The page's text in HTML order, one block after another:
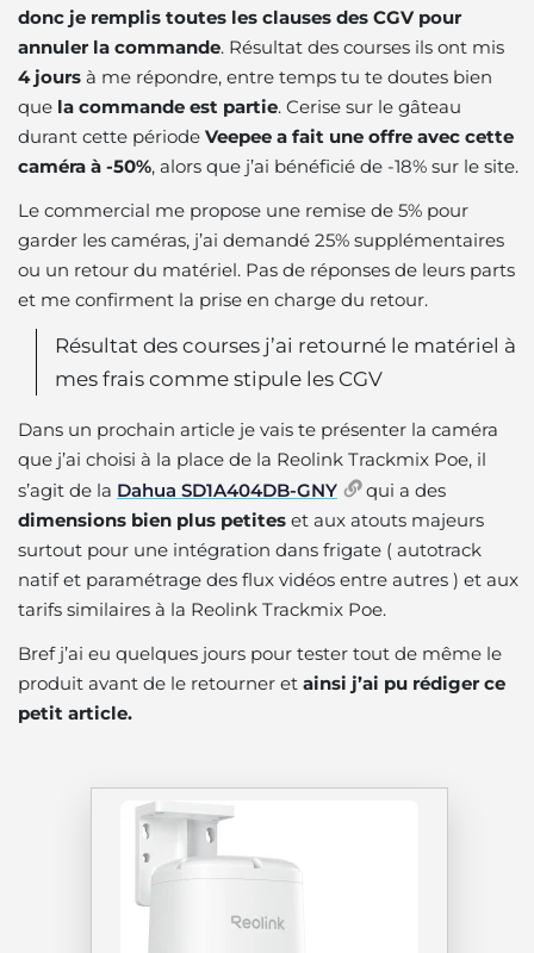
donc je remplis toutes les clauses des CGV pour
annuler la commande. Résultat des courses ils ont mis
4 jours à me répondre, entre temps tu te doutes bien
que la commande est partie. Cerise sur le gâteau
durant cette période Veepee a fait une offre avec cette
caméra à -50%, alors que j’ai bénéficié de -18% sur le site.
Le commercial me propose une remise de 5% pour
garder les caméras, j’ai demandé 25% supplémentaires
ou un retour du matériel. Pas de réponses de leurs parts
et me confirment la prise en charge du retour.
Résultat des courses j’ai retourné le matériel à
mes frais comme stipule les CGV
Dans un prochain article je vais te présenter la caméra
que j’ai choisi à la place de la Reolink Trackmix Poe, il
s’agit de la Dahua SD1A404DB-GNY
qui a des
dimensions bien plus petites et aux atouts majeurs
surtout pour une intégration dans frigate ( autotrack
natif et paramétrage des flux vidéos entre autres ) et aux
tarifs similaires à la Reolink Trackmix Poe.
Bref j’ai eu quelques jours pour tester tout de même le
produit avant de le retourner et ainsi j’ai pu rédiger ce
petit article.